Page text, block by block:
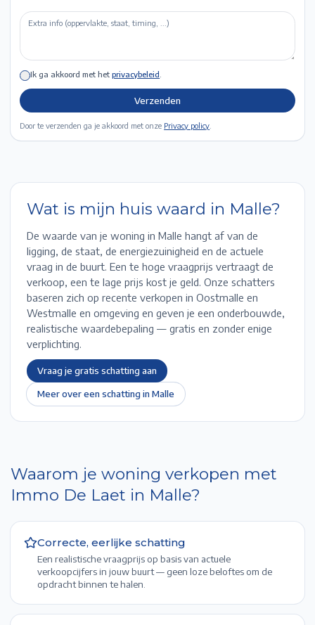
Ik ga akkoord met het privacybeleid
Verzenden
Door te verzenden ga je akkoord met onze Privacy policy
Wat is mijn huis waard in Malle?
De waarde van je woning in Malle hangt af van de
ligging, de staat, de energiezuinigheid en de actuele
vraag in de buurt. Een te hoge vraagprijs vertraagt de
verkoop, een te lage prijs kost je geld. Onze schatters
baseren zich op recente verkopen in Oostmalle en
Westmalle en omgeving en geven je een onderbouwde,
realistische waardebepaling — gratis en zonder enige
verplichting.
Vraag je gratis schatting aan
Meer over een schatting in Malle
Waarom je woning verkopen met
Immo De Laet in Malle?
Correcte, eerlijke schatting
Een realistische vraagprijs op basis van actuele
verkoopcijfers in jouw buurt — geen loze beloftes om de
opdracht binnen te halen.